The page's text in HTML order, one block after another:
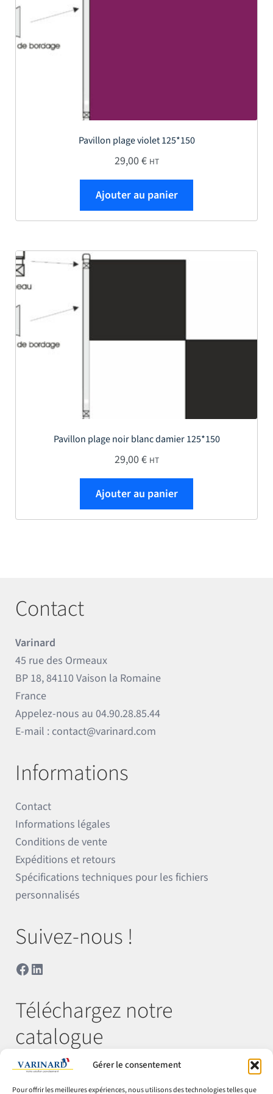
Gérer le consentement
Pour offrir les meilleures expériences, nous utilisons des technologies telles que
Pavillon plage violet 125*150
29,00€ HT
Ajouter au panier
Pavillon plage noir blanc damier 125*150
29,00€ HT
Ajouter au panier
Contact
Varinard
45 rue des Ormeaux
BP 18, 84110 Vaison la Romaine
France
Appelez-nous au04.90.28.85.44
E-mail : contact@varinard.com
Informations
Contact
Informations légales
Conditions de vente
Expéditions et retours
Spécifications techniques pour les fichiers
personnalisés
Suivez-nous !
Facebook
LinkedIn
Téléchargez notre
catalogue